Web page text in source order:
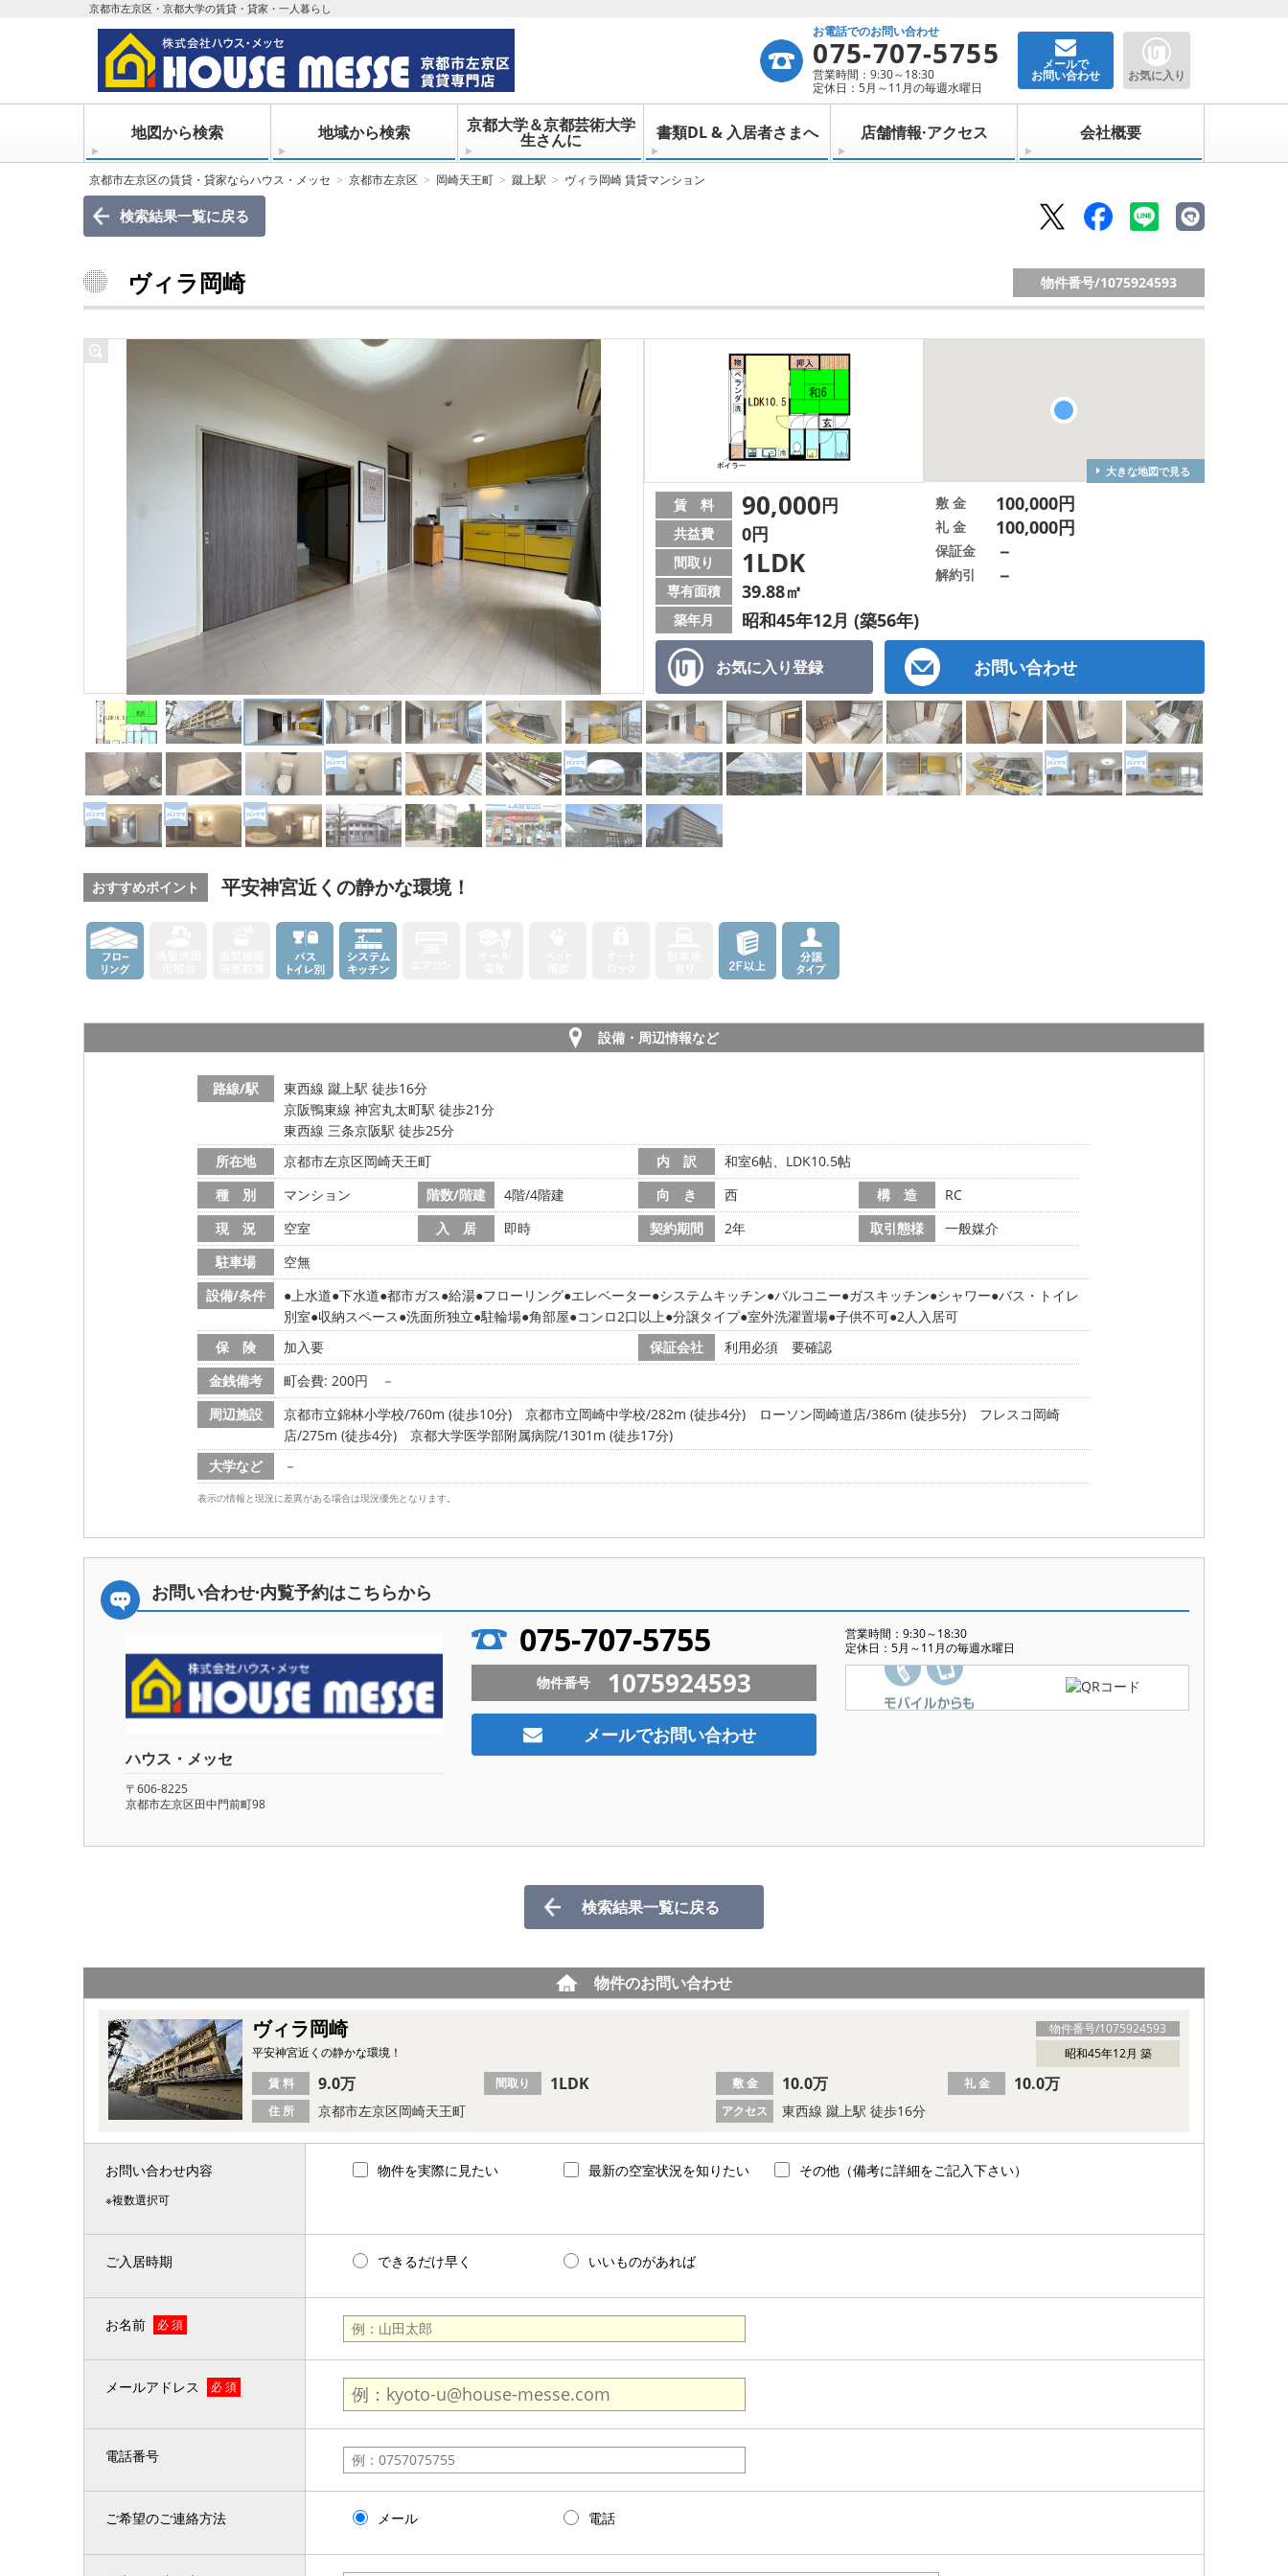
京都市左京区・京都大学の賃貸・貸家・一人暮らし
お電話でのお問い合わせ
075-707-5755
営業時間：9:30～18:30
定休日：5月～11月の毎週水曜日
メールで
お問い合わせ お気に入り
地図から検索 地域から検索 京都大学＆京都芸術大学
生さんに 書類DL & 入居者さまへ 店舗情報·アクセス 会社概要
京都市左京区の賃貸・貸家ならハウス・メッセ 京都市左京区 岡崎天王町 蹴上駅 ヴィラ岡崎 賃貸マンション
検索結果一覧に戻る
ヴィラ岡崎 物件番号/1075924593
大きな地図で見る
お気に入り登録 お問い合わせ
賃 料 90,000円
共益費 0円
間取り 1LDK
専有面積 39.88㎡
築年月 昭和45年12月 (築56年)
敷 金 100,000円
礼 金 100,000円
保証金 －
解約引 －
おすすめポイント 平安神宮近くの静かな環境！
設備・周辺情報など
路線/駅
東西線 蹴上駅 徒歩16分
京阪鴨東線 神宮丸太町駅 徒歩21分
東西線 三条京阪駅 徒歩25分
所在地
京都市左京区岡崎天王町 内 訳
和室6帖、LDK10.5帖
種 別
マンション 階数/階建 4階/4階建 向 き 西 構 造
RC
現 況
空室 入 居 即時 契約期間 2年 取引態様
一般媒介
駐車場
空無
設備/条件
上水道 下水道 都市ガス 給湯 フローリング エレベーター システムキッチン バルコニー ガスキッチン シャワー バス・トイレ
別室 収納スペース 洗面所独立 駐輪場 角部屋 コンロ2口以上 分譲タイプ 室外洗濯置場 子供不可 2人入居可
保 険
加入要 保証会社
利用必須 要確認
金銭備考
町会費: 200円
－
周辺施設
京都市立錦林小学校/760m (徒歩10分) 京都市立岡崎中学校/282m (徒歩4分) ローソン岡崎道店/386m (徒歩5分)
フレスコ岡崎
店/275m (徒歩4分)
京都大学医学部附属病院/1301m (徒歩17分)
大学など
－
表示の情報と現況に差異がある場合は現況優先となります。
お問い合わせ·内覧予約はこちらから
ハウス・メッセ
〒606-8225
京都市左京区田中門前町98
075-707-5755
営業時間：9:30～18:30
定休日：5月～11月の毎週水曜日
物件番号 1075924593
メールでお問い合わせ
検索結果一覧に戻る
物件のお問い合わせ
物件番号/1075924593
ヴィラ岡崎
昭和45年12月 築
平安神宮近くの静かな環境！
住 所 京都市左京区岡崎天王町 アクセス 東西線 蹴上駅 徒歩16分
賃 料 9.0万 間取り 1LDK 敷 金 10.0万 礼 金 10.0万
お問い合わせ内容
※複数選択可
物件を実際に見たい 最新の空室状況を知りたい その他（備考に詳細をご記入下さい）
ご入居時期 できるだけ早く いいものがあれば
お名前 必 須
メールアドレス 必 須
電話番号
ご希望のご連絡方法 メール 電話